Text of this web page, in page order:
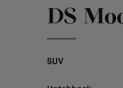
DS
SUV